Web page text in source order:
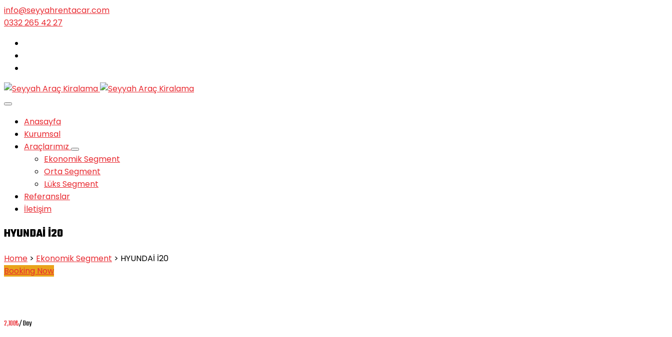
info@seyyahrentacar.com
0332 265 42 27
Anasayfa
Kurumsal
Araçlarımız
Ekonomik Segment
Orta Segment
Lüks Segment
Referanslar
İletişim
HYUNDAİ İ20
Home > Ekonomik Segment > HYUNDAİ İ20
Booking Now
2,100₺/ Day